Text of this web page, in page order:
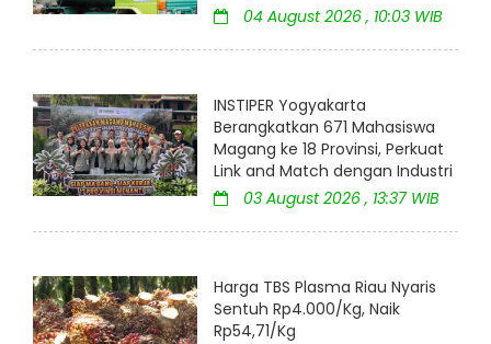
04 August 2026 , 10:03 WIB
INSTIPER Yogyakarta
Berangkatkan 671 Mahasiswa
Magang ke 18 Provinsi, Perkuat
Link and Match dengan Industri
03 August 2026 , 13:37 WIB
Harga TBS Plasma Riau Nyaris
Sentuh Rp4.000/Kg, Naik
Rp54,71/Kg